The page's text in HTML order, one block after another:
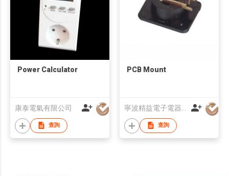
Power Calculator
康泰電氣有限公司
查詢
PCB Mount
查詢